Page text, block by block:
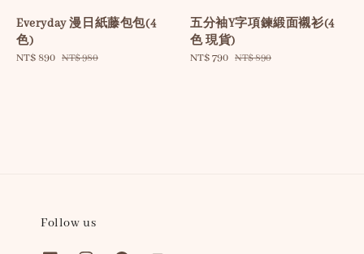
Everyday 漫日紙藤包包(4
色)
Sale
NT$ 890 Regular
NT$ 980
五分袖Y字項鍊緞面襯衫(4
色 現貨)
Sale
NT$ 790 Regular
NT$ 890
Follow us